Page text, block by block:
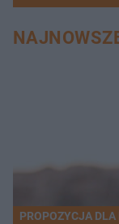
PROPOZYCJA DLA